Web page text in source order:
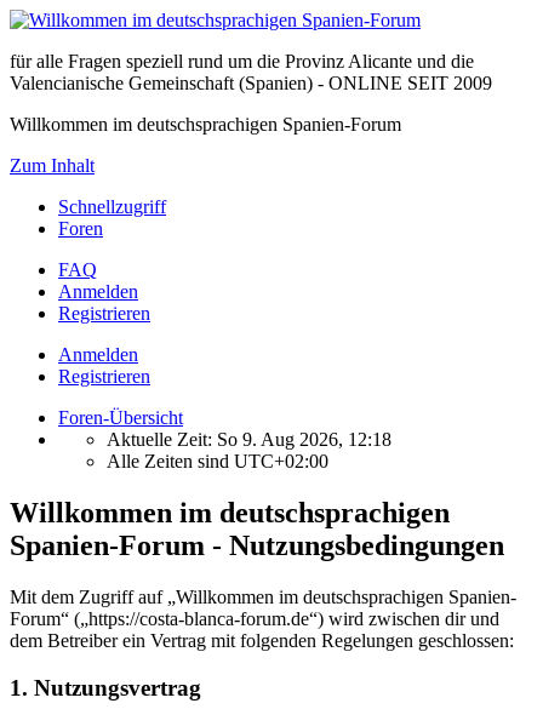
für alle Fragen speziell rund um die Provinz Alicante und die
Valencianische Gemeinschaft (Spanien) - ONLINE SEIT 2009
Willkommen im deutschsprachigen Spanien-Forum
Zum Inhalt
Schnellzugriff
Foren
FAQ
Anmelden
Registrieren
Anmelden
Registrieren
Foren-Übersicht
Aktuelle Zeit: So 9. Aug 2026, 12:18
Alle Zeiten sind UTC+02:00
Willkommen im deutschsprachigen
Spanien-Forum - Nutzungsbedingungen
Mit dem Zugriff auf „Willkommen im deutschsprachigen Spanien-
Forum“ („https://costa-blanca-forum.de“) wird zwischen dir und
dem Betreiber ein Vertrag mit folgenden Regelungen geschlossen:
1. Nutzungsvertrag